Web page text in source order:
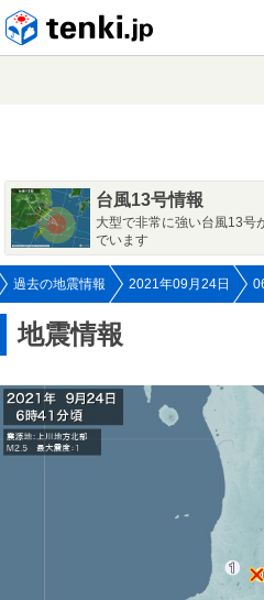
台風13号情報
大型で非常に強い台風13号
でいます
過去の地震情報 2021年09月24日
地震情報